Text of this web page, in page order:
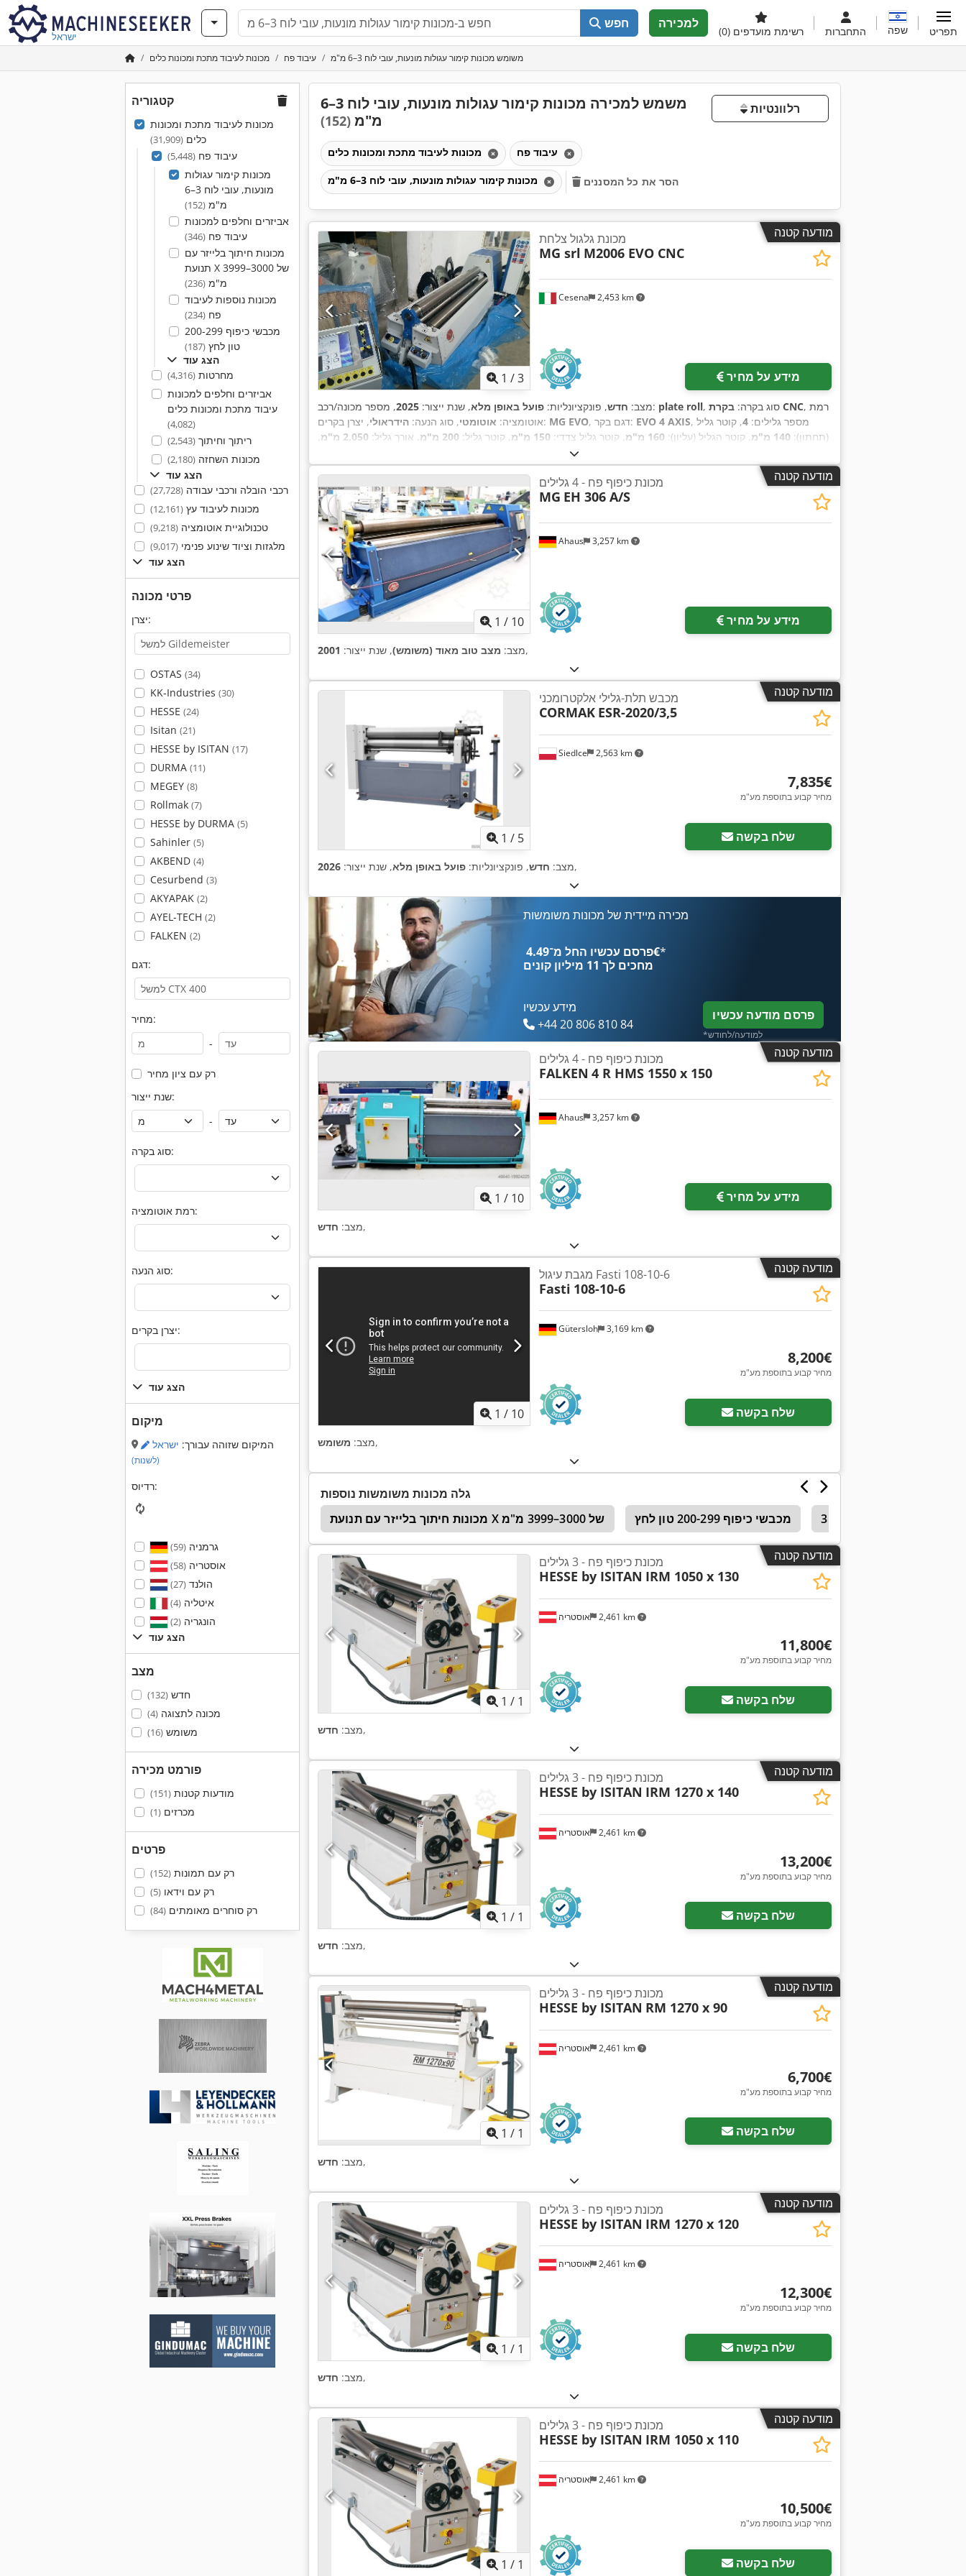
ישראל
חפש למכירה
רשימת מועדפים (0) התחברות שפה תפריט
מכונות לעיבוד מתכת ומכונות כלים עיבוד פח משומש מכונות קימור עגולות מונעות, עובי לוח 3–6 מ"מ
קטגוריה
מכונות לעיבוד מתכת ומכונות
כלים(31,909)
עיבוד פח(5,448)
מכונות קימור עגולות
מונעות, עובי לוח 3–6
מ"מ(152)
אביזרים וחלפים למכונות
עיבוד פח(346)
מכונות חיתוך בלייזר עם
תנועת X של 3000–3999
מ"מ(236)
מכונות נוספות לעיבוד
פח(234)
מכבשי כיפוף 200-299
טון לחץ(187)
הצג עוד
מחרטות(4,316)
אביזרים וחלפים למכונות
עיבוד מתכת ומכונות כלים
(4,082)
ריתוך וחיתוך(2,543)
מכונות השחזה(2,180)
הצג עוד
רכבי הובלה ורכבי עבודה(27,728)
מכונות לעיבוד עץ(12,161)
טכנולוגיית אוטומציה(9,218)
מלגזות וציוד שינוע פנימי(9,017)
הצג עוד
פרטי מכונה
יצרן:
OSTAS (34)
KK-Industries (30)
HESSE (24)
Isitan (21)
HESSE by ISITAN (17)
DURMA (11)
MEGEY (8)
Rollmak (7)
HESSE by DURMA (5)
Sahinler (5)
AKBEND (4)
Cesurbend (3)
AKYAPAK (2)
AYEL-TECH (2)
FALKEN (2)
דגם:
מחיר:
-
רק עם ציון מחיר
שנת ייצור:
-
סוג בקרה:
רמת אוטומציה:
סוג הנעה:
יצרן בקרים:
הצג עוד
מיקום
המיקום שזוהה עבורך: ישראל
(לשנות)
רדיוס:
גרמניה(59)
אוסטריה(58)
הולנד(27)
איטליה(4)
הונגריה(2)
הצג עוד
מצב
חדש(132)
מכונה לתצוגה(4)
משומש(16)
פורמט מכירה
מודעות קטנות(151)
מכרזים(1)
פרטים
רק עם תמונות(152)
רק עם וידאו(5)
רק סוחרים מאומתים(84)
משמש למכירה מכונות קימור עגולות מונעות, עובי לוח 3–6
מ"מ (152)
רלוונטיות
הסר את כל המסננים
מודעה קטנה
1 /3
Cesena 2,453 km
מכונת גלגול צלחת
MG srl M2006 EVO CNC
מידע על מחיר
מצב: חדש, פונקציונליות: פועל באופן מלא, שנת ייצור: 2025 , מספר מכונה/רכב: plate roll , סוג בקרה: בקרת CNC, רמת
אוטומציה: אוטומטי, סוג הנעה: הידראולי , יצרן בקרים: MG EVO , דגם בקר: EVO 4 AXIS , מספר גלילים: 4, קוטר גליל
(תחתון): 140 מ"מ , קוטר הגליל (עליון): 160 מ"מ , קוטר גליל צדדי: 150 מ"מ , קוטר גליל: 200 מ"מ , אורך גליל: 2,050 מ"מ
,
, עובי מירבי של לוח:
מקסימלי של פח נירוסטה:6 מ"מ , עובי מירבי של יריעת אלומיניום:6 מ"מ , משקל כולל:2,200 ק"ג , אורך כולל:3,200 מ"מ
,
1,100 מ"מ , גובה כולל:1,200 מ"מ
, מספר תצוגות דיגיטליות:
, ציוד: גלילים מוקשחים, מתקן כיפוף חרוטי, עצירת חירום, תיעוד / מדריך
מודעה קטנה
1 / 10
Ahaus 3,257 km
מכונת כיפוף פח - 4 גלילים
MG EH 306 A/S
מידע על מחיר
מצב: מצב טוב מאוד (משומש), שנת ייצור: 2001 ,
מודעה קטנה
1 / 5
Siedlce 2,563 km
מכבש תלת-גלילי אלקטרומכני
CORMAK ESR-2020/3,5
‏7,835 ‏€
מחיר קבוע בתוספת מע"מ
שלח בקשה
מצב: חדש, פונקציונליות: פועל באופן מלא, שנת ייצור: 2026 ,
מכירה מיידית של מכונות משומשות
פרסם עכשיו החל מ־‏4.49 ‏€*
מחכים לך 11 מיליון קונים
מידע עכשיו
+44 20 806 810 84
פרסם מודעה עכשיו
*למודעה/לחודש
מודעה קטנה
1 / 10
Ahaus 3,257 km
מכונת כיפוף פח - 4 גלילים
FALKEN 4 R HMS 1550 x 150
מידע על מחיר
מצב: חדש ,
מודעה קטנה
1 / 10
Gütersloh 3,169 km
מגבת עיגול Fasti 108-10-6
Fasti 108-10-6
‏8,200 ‏€
מחיר קבוע בתוספת מע"מ
שלח בקשה
מצב: משומש ,
גלה מכונות משומשות נוספות
מכונות חיתוך בלייזר עם תנועת X של 3000–3999 מ"מ
מכבשי כיפוף 200-299 טון לחץ
מודעה קטנה
1 / 1
אוסטריה 2,461 km
מכונת כיפוף פח - 3 גלילים
HESSE by ISITAN IRM 1050 x 130
‏11,800 ‏€
מחיר קבוע בתוספת מע"מ
שלח בקשה
מצב: חדש ,
מודעה קטנה
1 / 1
אוסטריה 2,461 km
מכונת כיפוף פח - 3 גלילים
HESSE by ISITAN IRM 1270 x 140
‏13,200 ‏€
מחיר קבוע בתוספת מע"מ
שלח בקשה
מצב: חדש ,
מודעה קטנה
1 / 1
אוסטריה 2,461 km
מכונת כיפוף פח - 3 גלילים
HESSE by ISITAN RM 1270 x 90
‏6,700 ‏€
מחיר קבוע בתוספת מע"מ
שלח בקשה
מצב: חדש ,
מודעה קטנה
1 / 1
אוסטריה 2,461 km
מכונת כיפוף פח - 3 גלילים
HESSE by ISITAN IRM 1270 x 120
‏12,300 ‏€
מחיר קבוע בתוספת מע"מ
שלח בקשה
מצב: חדש ,
מודעה קטנה
1 / 1
אוסטריה 2,461 km
מכונת כיפוף פח - 3 גלילים
HESSE by ISITAN IRM 1050 x 110
‏10,500 ‏€
מחיר קבוע בתוספת מע"מ
שלח בקשה